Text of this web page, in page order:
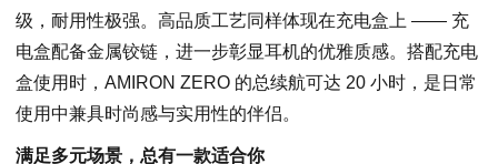
级，耐用性极强。高品质工艺同样体现在充电盒上 —— 充
电盒配备金属铰链，进一步彰显耳机的优雅质感。搭配充电
盒使用时，AMIRON ZERO 的总续航可达 20 小时，是日常
使用中兼具时尚感与实用性的伴侣。
满足多元场景，总有一款适合你